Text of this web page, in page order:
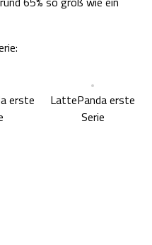
erste
LattePanda erste
Serie